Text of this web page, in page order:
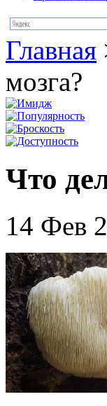
Главная
мозга?
Что
14 Фев